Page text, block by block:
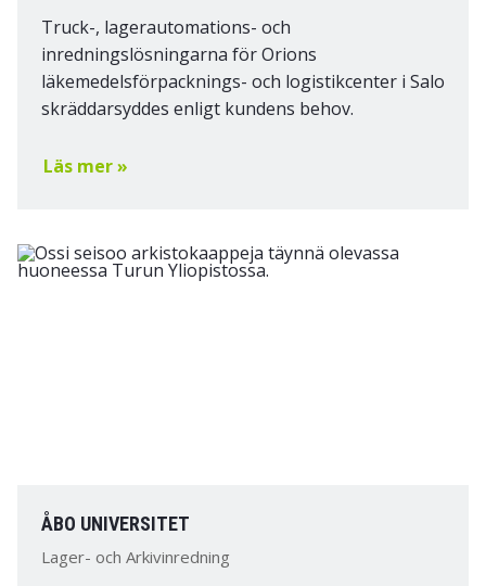
Truck-, lagerautomations- och
inredningslösningarna för Orions
läkemedelsförpacknings- och logistikcenter i Salo
skräddarsyddes enligt kundens behov.
Läs mer »
ÅBO UNIVERSITET
Lager- och Arkivinredning